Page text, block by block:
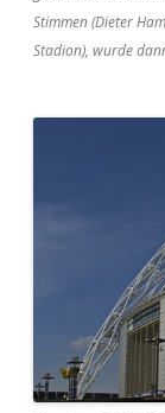
Stimmen (Dieter
Stadion), wurde